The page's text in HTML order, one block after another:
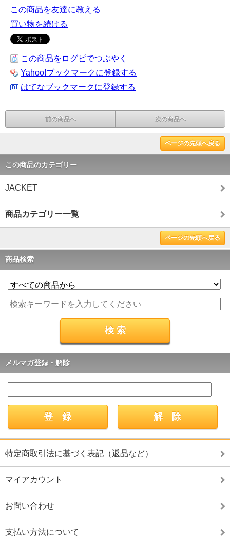
この商品を友達に教える
買い物を続ける
この商品をログピでつぶやく
Yahoo!ブックマークに登録する
はてなブックマークに登録する
前の商品へ 次の商品へ
ページの先頭へ戻る
この商品のカテゴリー
JACKET
商品カテゴリー一覧
ページの先頭へ戻る
商品検索
メルマガ登録・解除
特定商取引法に基づく表記（返品など）
マイアカウント
お問い合わせ
支払い方法について